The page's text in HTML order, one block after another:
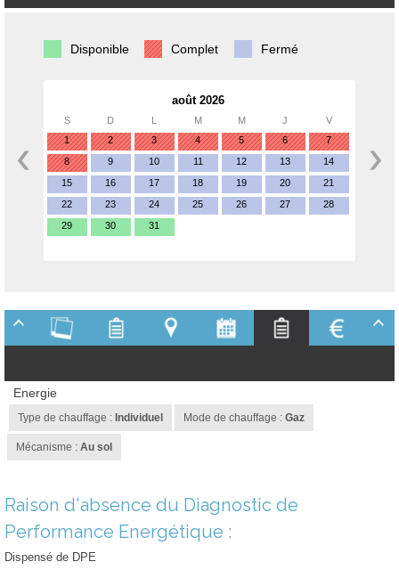
Disponible Complet Fermé
août 2026
S D L M M J
V
1
2 3 4 5 6
7
8
9 10 11 12 13
14
15
16 17 18 19 20
21
22
23 24 25 26 27
28
29
30 31
Energie
Type de chauffage : Individuel Mode de chauffage : Gaz
Mécanisme : Au sol
Raison d'absence du Diagnostic de
Performance Energétique :
Dispensé de DPE